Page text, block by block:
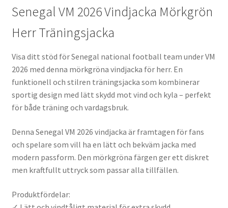
Senegal VM 2026 Vindjacka Mörkgrön
Herr Träningsjacka
Visa ditt stöd för Senegal national football team under VM
2026 med denna mörkgröna vindjacka för herr. En
funktionell och stilren träningsjacka som kombinerar
sportig design med lätt skydd mot vind och kyla – perfekt
för både träning och vardagsbruk.
Denna Senegal VM 2026 vindjacka är framtagen för fans
och spelare som vill ha en lätt och bekväm jacka med
modern passform. Den mörkgröna färgen ger ett diskret
men kraftfullt uttryck som passar alla tillfällen.
Produktfördelar: